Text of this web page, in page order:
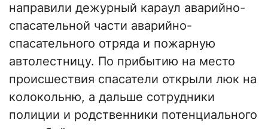
направили дежурный караул аварийно-
спасательной части аварийно-
спасательного отряда и пожарную
автолестницу. По прибытию на место
происшествия спасатели открыли люк на
колокольню, а дальше сотрудники
полиции и родственники потенциального